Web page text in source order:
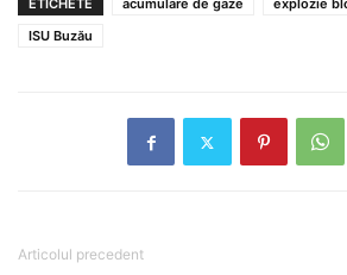
ETICHETE acumulare de gaze
explozie
ISU Buzău
Articolul precedent